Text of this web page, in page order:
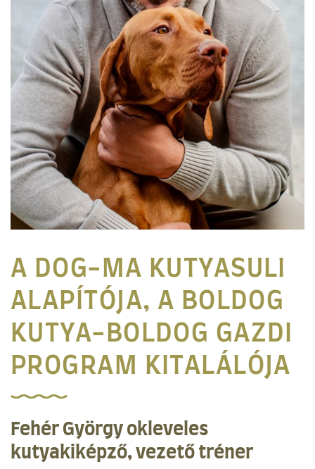
A DOG-MA KUTYASULI
ALAPÍTÓJA, A BOLDOG
KUTYA-BOLDOG GAZDI
PROGRAM KITALÁLÓJA
Fehér György okleveles
kutyakiképző, vezető tréner